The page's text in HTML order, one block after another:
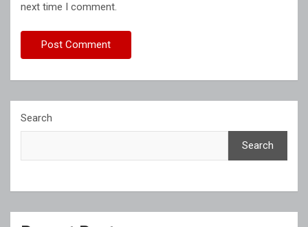
next time I comment.
Search
Search